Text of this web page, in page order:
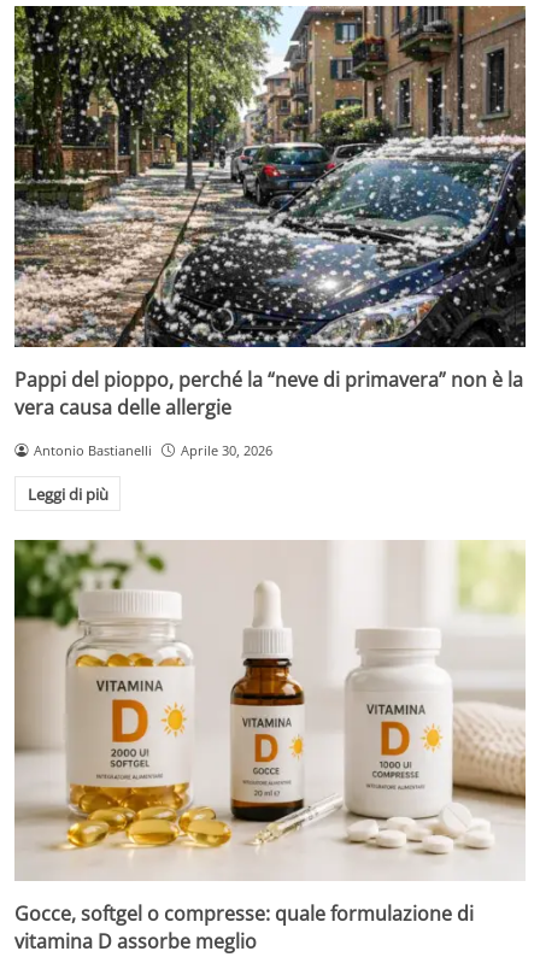
Pappi del pioppo, perché la “neve di primavera” non è la
vera causa delle allergie
Antonio Bastianelli Aprile 30, 2026
Leggi di più
Gocce, softgel o compresse: quale formulazione di
vitamina D assorbe meglio